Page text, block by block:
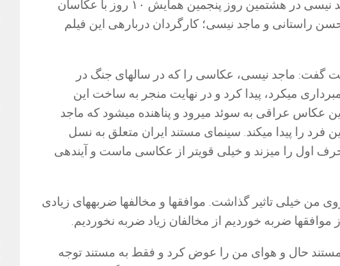
فیلم “آندو” به کارگردانی ماجد نیسی در هشتمین روز پنجمین همایش ۱۰ روز با عکاسان
راستانی و ماجد نیسی؛ کارگردان دربارهی این فیلم
گفت: ماجد نیسی، عکاسی را که در سالهای جنگ در
میکرد، پیدا کرد و در نهایت منجر به ساخت این
عکاس عراقی به سوئد میرود و پناهنده میشود که ماجد
را پیدا میکند. سینمای مستند ایران متعلق به نسل
اول را میزند و خیلی قویتر از عکاسی ماست و آیندهی
من خیلی تاثیر گذاشت. موافقها و مخالفها ضربههای زیادی
موافقها ضربه خوردیم از مخالفان زیاد ضربه نخوردیم.
حال و هوای من را عوض کرد و فقط به مستند توجه